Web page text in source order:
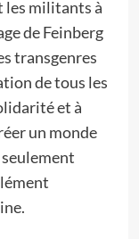
les militants à
de Feinberg
transgenres
de tous les
et à
un monde
seulement